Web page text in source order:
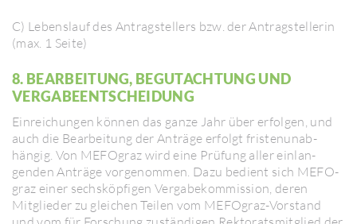
C) Lebens­lauf des Antrag­stel­lers bzw. der Antrag­stel­lerin
(max. 1 Seite)
8. BEAR­BEI­TUNG, BEGUT­ACH­TUNG UND
VERGA­BE­ENT­SCHEI­DUNG
Einrei­chungen können das ganze Jahr über erfolgen, und
auch die Bear­bei­tung der Anträge erfolgt fris­ten­un­ab­
hängig. Von MEFO­graz wird eine Prüfung aller einlan­
genden Anträge vorge­nommen. Dazu bedient sich MEFO­
graz einer sechs­köp­figen Verga­be­kom­mis­sion, deren
Mitglieder zu glei­chen Teilen vom MEFO­graz-Vorstand